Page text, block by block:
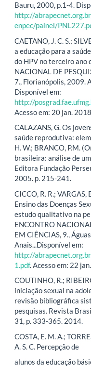
Bauru, 2000, p.1-4.
http://
enpec/painel/
CAETANO, J. C. S.;
a educação para a
do HPV no terceiro ano
NACIONAL DE
7., Florianópolis, 2009.
Disponível em:
http://
Acesso em: 20 jan.
CALAZANS, G. Os
saúde reprodutiva:
H. W.; BRANCO, P.M.
brasileira: análise de
Editora Fundação
2005. p. 215-241.
CICCO, R. R.;
Ensino das Doenças
estudo qualitativo na
ENCONTRO
EM CIÊNCIAS, 9.,
Anais...Disponível em:
http://
1.pdf. Acesso em: 22
COUTINHO, R.;
iniciação sexual na
revisão bibliográfica
pesquisas. Revista
31, p. 333-365. 2014.
COSTA, E. M. A.;
A. S. C. Percepção de
alunos da educação